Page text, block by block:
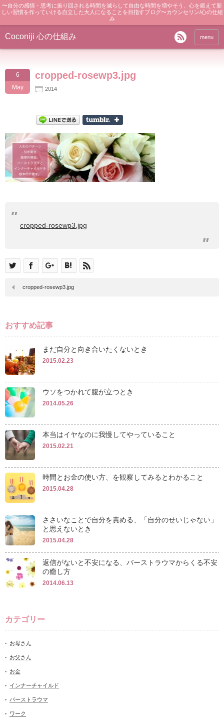
〜自分の感情・思考に振り回される時間を減らして自由な時間を増やそう、心を鍛えて新
しい習慣を作っていける自立した大人になることを目指すブログ〜カウンセリン/心の仕組
み
Coconiji 心の仕組み menu
6
May
cropped-rosewp3.jpg
2014
cropped-rosewp3.jpg
cropped-rosewp3.jpg
おすすめ記事
まだ自分と向き合いたくないとき
2015.02.23
ウソをつかれて腹が立つとき
2014.05.26
本当はイヤなのに我慢してやっていること
2015.02.21
時間とお金の使い方、を観察してみるとわかること
2015.04.28
ささいなことで自分を責める、「自分のせいじゃない」
と思えないとき
2015.04.28
返信がないと不安になる、バーストラウマからくる不安
の癒し方
2014.06.13
カテゴリー
お母さん
お父さん
お金
インナーチャイルド
バーストラウマ
ワーク